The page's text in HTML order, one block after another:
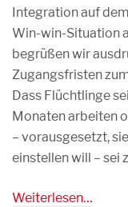
Integration auf
Win-win-Situation
begrüßen wir
Zugangsfristen
Dass Flüchtlinge
Monaten arbeiten
– vorausgesetzt,
einstellen will – sei
Weiterlesen…